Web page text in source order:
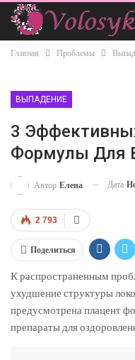
Главная Проблемы
ВЫПАДЕНИЕ
3
Формулы Для
Автор Елена Дата
2 793
Поделиться
К распространенным
ухудшение структуры
предусмотрена плацент
препараты для